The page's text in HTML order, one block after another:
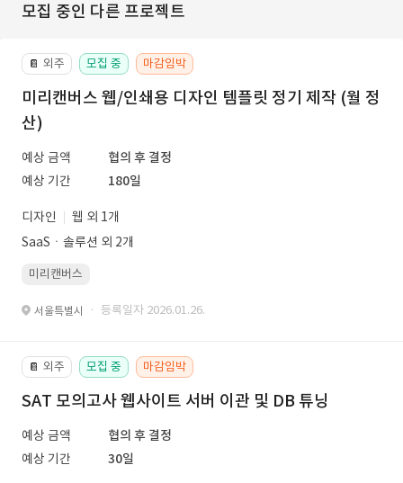
모집 중인 다른 프로젝트
📔 외주 모집 중 마감임박
미리캔버스 웹/인쇄용 디자인 템플릿 정기 제작 (월 정
산)
예상 금액
협의 후 결정
예상 기간
180일
디자인
웹 외 1개
SaaSㆍ솔루션 외 2개
미리캔버스
서울특별시 · 등록일자 2026.01.26.
📔 외주 모집 중 마감임박
SAT 모의고사 웹사이트 서버 이관 및 DB 튜닝
예상 금액
협의 후 결정
예상 기간
30일